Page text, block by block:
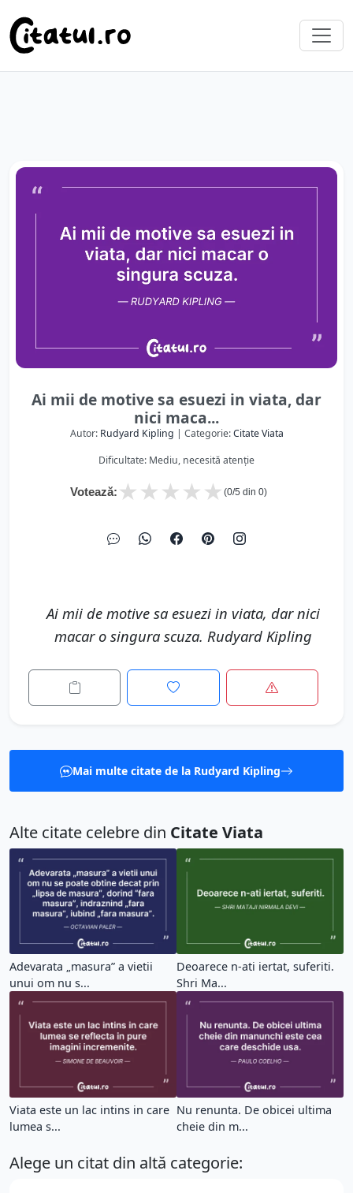
Ai mii de motive sa esuezi in viata, dar
nici maca...
Autor: Rudyard Kipling | Categorie:Citate Viata
Dificultate: Mediu, necesită atenție
Votează: ★
★
★
★
★ (0/5 din 0)
Ai mii de motive sa esuezi in viata, dar nici
macar o singura scuza. Rudyard Kipling
Mai multe citate de la Rudyard Kipling
Alte citate celebre din Citate Viata
Adevarata „masura” a vietii
unui om nu s...
Deoarece n-ati iertat, suferiti.
Shri Ma...
Viata este un lac intins in care
lumea s...
Nu renunta. De obicei ultima
cheie din m...
Alege un citat din altă categorie: